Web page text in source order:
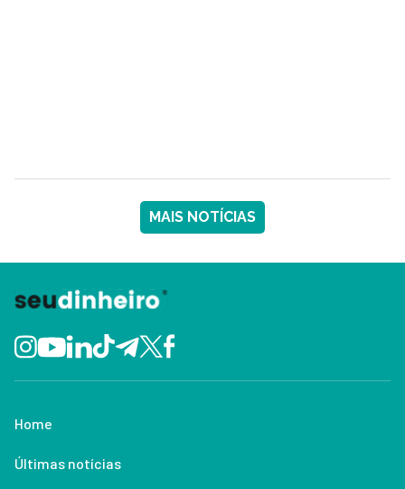
MAIS NOTÍCIAS
Home
Últimas notícias